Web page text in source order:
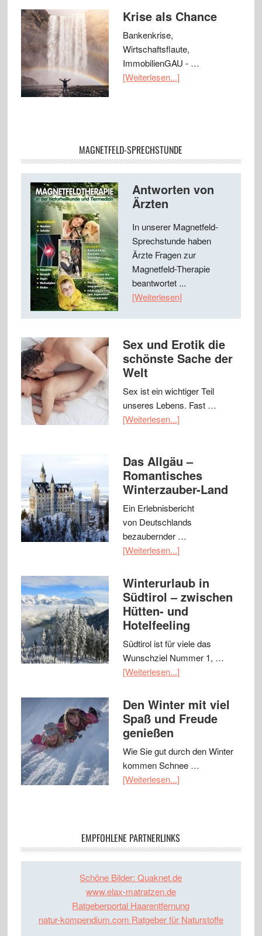
Krise als Chance
Bankenkrise,
Wirtschaftsflaute,
ImmobilienGAU - …
[Weiterlesen...]
MAGNETFELD-SPRECHSTUNDE
Antworten von
Ärzten
In unserer Magnetfeld-
Sprechstunde haben
Ärzte Fragen zur
Magnetfeld-Therapie
beantwortet ...
[Weiterlesen]
Sex und Erotik die
schönste Sache der
Welt
Sex ist ein wichtiger Teil
unseres Lebens. Fast …
[Weiterlesen...]
Das Allgäu –
Romantisches
Winterzauber-Land
Ein Erlebnisbericht
von Deutschlands
bezaubernder …
[Weiterlesen...]
Winterurlaub in
Südtirol – zwischen
Hütten- und
Hotelfeeling
Südtirol ist für viele das
Wunschziel Nummer 1, …
[Weiterlesen...]
Den Winter mit viel
Spaß und Freude
genießen
Wie Sie gut durch den Winter
kommen Schnee …
[Weiterlesen...]
EMPFOHLENE PARTNERLINKS
Schöne Bilder: Quaknet.de
www.elax-matratzen.de
Ratgeberportal Haarentfernung
natur-kompendium.com Ratgeber für Naturstoffe